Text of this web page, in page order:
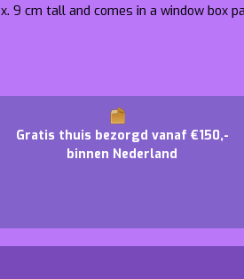
9 cm tall and comes in a window box
Gratis thuis bezorgd vanaf €150,-
binnen Nederland